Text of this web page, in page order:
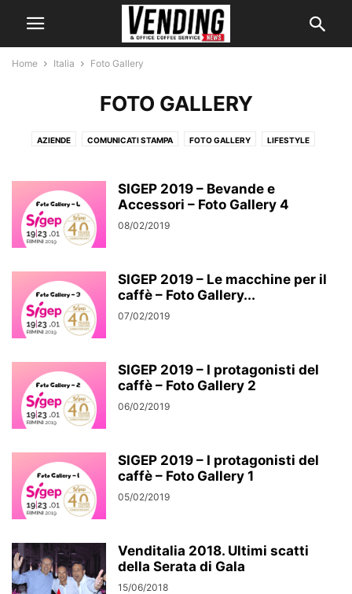
Home Italia Foto Gallery
FOTO GALLERY
AZIENDE COMUNICATI STAMPA FOTO GALLERY LIFESTYLE
RICORRENZE, AUGURI E CONGRATULAZIONI
SIGEP 2019 – Bevande e
Accessori – Foto Gallery 4
08/02/2019
SIGEP 2019 – Le macchine per il
caffè – Foto Gallery...
07/02/2019
SIGEP 2019 – I protagonisti del
caffè – Foto Gallery 2
06/02/2019
SIGEP 2019 – I protagonisti del
caffè – Foto Gallery 1
05/02/2019
Venditalia 2018. Ultimi scatti
della Serata di Gala
15/06/2018